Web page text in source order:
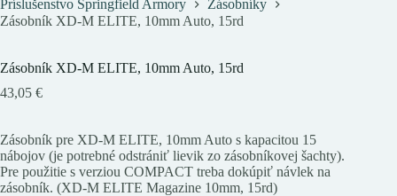
Príslušenstvo Springfield Armory
Zásobníky
Zásobník XD-M ELITE, 10mm Auto, 15rd
Zásobník XD-M ELITE, 10mm Auto, 15rd
43,05 €
Zásobník pre XD-M ELITE, 10mm Auto s kapacitou 15
nábojov (je potrebné odstrániť lievik zo zásobníkovej šachty).
Pre použitie s verziou COMPACT treba dokúpiť návlek na
zásobník. (XD-M ELITE Magazine 10mm, 15rd)